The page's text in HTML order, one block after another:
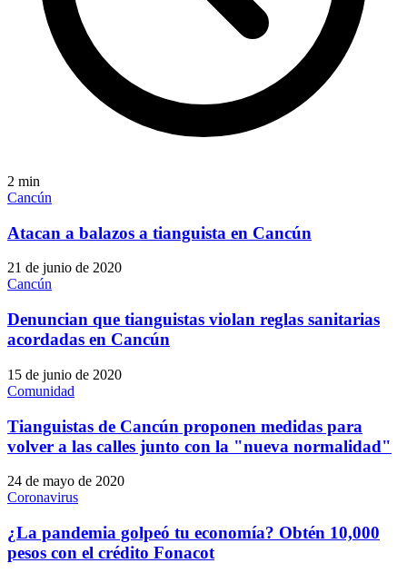
2 min
Cancún
Atacan a balazos a tianguista en Cancún
21 de junio de 2020
Cancún
Denuncian que tianguistas violan reglas sanitarias
acordadas en Cancún
15 de junio de 2020
Comunidad
Tianguistas de Cancún proponen medidas para
volver a las calles junto con la "nueva normalidad"
24 de mayo de 2020
Coronavirus
¿La pandemia golpeó tu economía? Obtén 10,000
pesos con el crédito Fonacot